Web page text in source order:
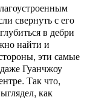
свернуть с его
в дебри
найти и
эти самые
Гуанчжоу
Так что,
как